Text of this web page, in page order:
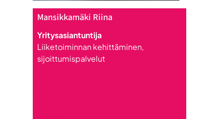
Mansikkamäki Riina
Yritysasiantuntija
Liiketoiminnan kehittäminen,
sijoittumispalvelut